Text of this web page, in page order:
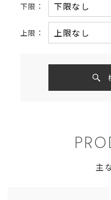
下限：
上限：
主